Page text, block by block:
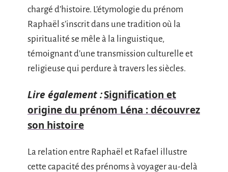
chargé d’histoire. L’étymologie du prénom
Raphaël s’inscrit dans une tradition où la
spiritualité se mêle à la linguistique,
témoignant d’une transmission culturelle et
religieuse qui perdure à travers les siècles.
Lire également :Signification et
origine du prénom Léna : découvrez
son histoire
La relation entre Raphaël et Rafael illustre
cette capacité des prénoms à voyager au-delà